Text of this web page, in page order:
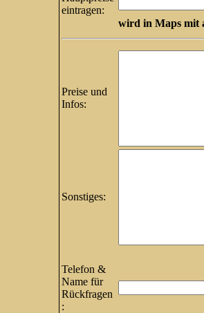
eintragen:
wird in Maps mit
Preise und
Infos:
Sonstiges:
Telefon &
Name für
Rückfragen
: